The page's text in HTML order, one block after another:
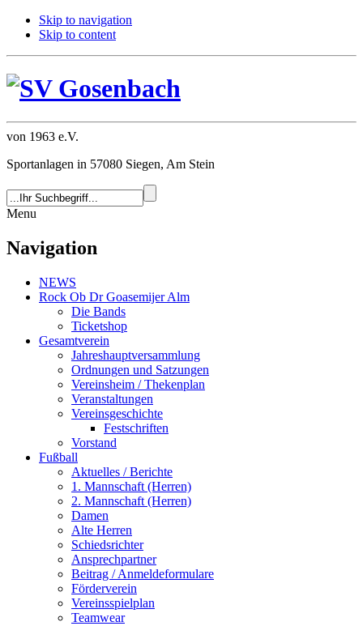
Skip to navigation
Skip to content
von 1963 e.V.
Sportanlagen in 57080 Siegen, Am Stein
Menu
Navigation
NEWS
Rock Ob Dr Goasemijer Alm
Die Bands
Ticketshop
Gesamtverein
Jahreshauptversammlung
Ordnungen und Satzungen
Vereinsheim / Thekenplan
Veranstaltungen
Vereinsgeschichte
Festschriften
Vorstand
Fußball
Aktuelles / Berichte
1. Mannschaft (Herren)
2. Mannschaft (Herren)
Damen
Alte Herren
Schiedsrichter
Ansprechpartner
Beitrag / Anmeldeformulare
Förderverein
Vereinsspielplan
Teamwear